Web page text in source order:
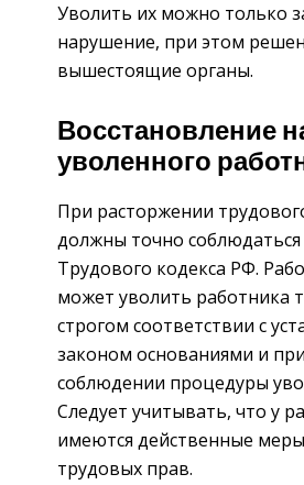
Уволить их можно только
нарушение, при этом
вышестоящие органы.
Восстановление
уволенного
При расторжении
должны точно
Трудового кодекса РФ.
может уволить работника
строгом соответствии с
законом основаниями и
соблюдении процедуры
Следует учитывать, что у
имеются действенные
трудовых прав.